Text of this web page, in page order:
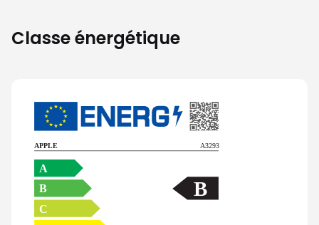
Classe énergétique